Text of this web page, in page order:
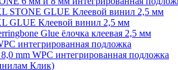
STONE GLUE Клеевой винил 2,5 мм
GLUE Клеевой винил 2,5 мм
Glue ёлочка клеевая 2,5 мм
интегрированная подложка
mm WPC интегрированная подложка
Клик)